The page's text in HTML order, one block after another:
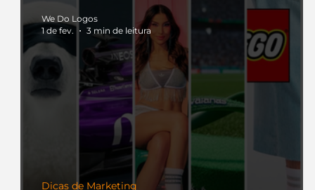
Dicas de Marketing
We Do Logos
1 de fev.
3 min de leitura